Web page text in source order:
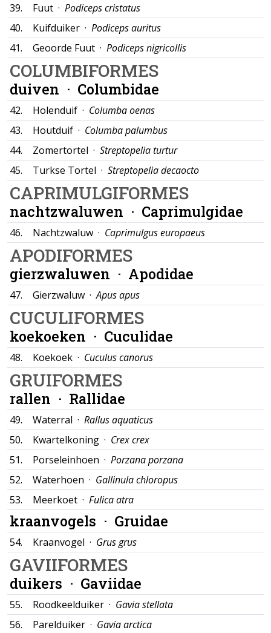
39.
Fuut · Podiceps cristatus
40.
Kuifduiker · Podiceps auritus
41.
Geoorde Fuut · Podiceps nigricollis
COLUMBIFORMES
duiven · Columbidae
42. Holenduif · Columba oenas
43.
Houtduif · Columba palumbus
44.
Zomertortel · Streptopelia turtur
45.
Turkse Tortel · Streptopelia decaocto
CAPRIMULGIFORMES
nachtzwaluwen · Caprimulgidae
46. Nachtzwaluw · Caprimulgus europaeus
APODIFORMES
gierzwaluwen · Apodidae
47. Gierzwaluw ·Apus apus
CUCULIFORMES
koekoeken · Cuculidae
48. Koekoek · Cuculus canorus
GRUIFORMES
rallen · Rallidae
49. Waterral · Rallus aquaticus
50.
Kwartelkoning · Crex crex
51.
Porseleinhoen · Porzana porzana
52.
Waterhoen · Gallinula chloropus
53.
Meerkoet · Fulica atra
kraanvogels · Gruidae
54. Kraanvogel · Grus grus
GAVIIFORMES
duikers · Gaviidae
55. Roodkeelduiker · Gavia stellata
56.
Parelduiker · Gavia arctica